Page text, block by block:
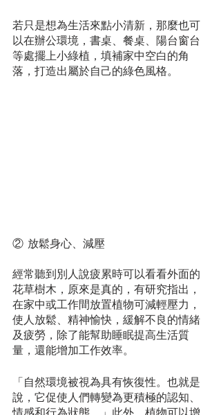
若只是想為生活來點小清新，那麼也可
以在辦公環境，書桌、餐桌、陽台窗台
等處擺上小綠植，填補家中空白的角
落，打造出屬於自己的綠色風格。
② 放鬆身心、減壓
經常聽到別人說疲累時可以看看外面的
花草樹木，原來是真的，有研究指出，
在家中或工作間放置植物可減輕壓力，
使人放鬆、精神愉快，緩解不良的情緒
及疲勞，除了能幫助睡眠提高生活質
量，還能增加工作效率。
「自然環境被視為具有恢復性。也就是
說，它促使人們轉變為更積極的認知、
情感和行為狀態。」此外，植物可以增